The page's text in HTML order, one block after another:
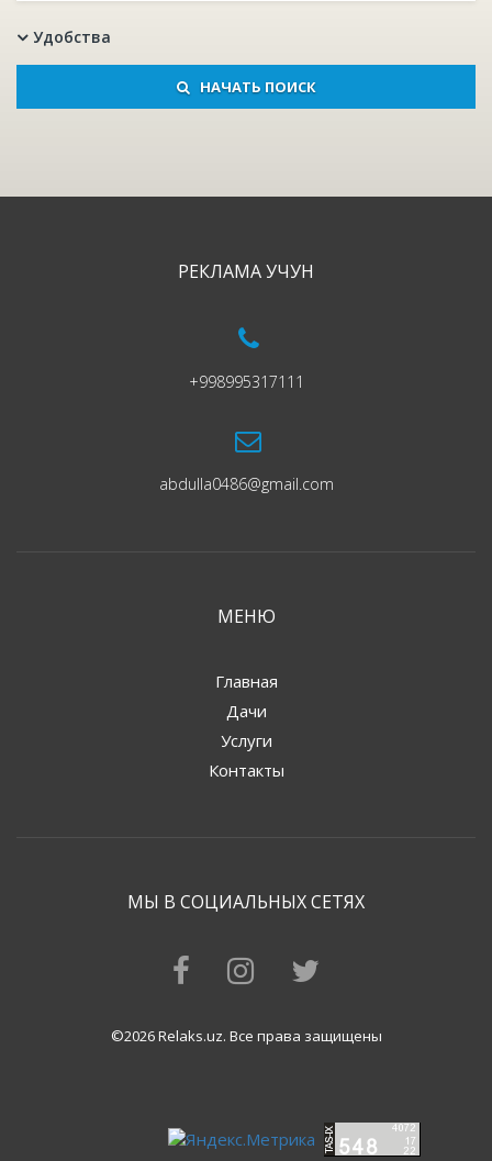
Удобства
НАЧАТЬ ПОИСК
РЕКЛАМА УЧУН
+998995317111
abdulla0486@gmail.com
МЕНЮ
Главная
Дачи
Услуги
Контакты
МЫ В СОЦИАЛЬНЫХ СЕТЯХ
©2026 Relaks.uz. Все права защищены